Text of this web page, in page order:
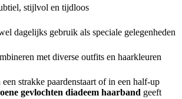
stijlvol en tijdloos
dagelijks gebruik als speciale gelegenheden
met diverse outfits en haarkleuren
strakke paardenstaart of in een half-up
gevlochten diadeem haarband geeft